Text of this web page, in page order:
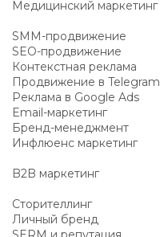
Медицинский маркетинг
SMM-продвижение
SEO-продвижение
Контекстная реклама
Продвижение в Telegram
Реклама в Google Ads
Email-маркетинг
Бренд-менеджмент
Инфлюенс маркетинг
B2B маркетинг
Сторителлинг
Личный бренд